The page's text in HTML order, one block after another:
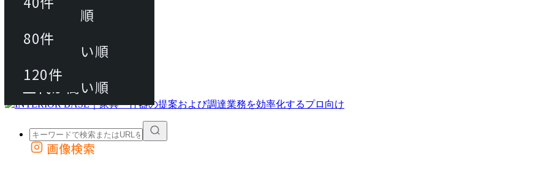
動画マニュアル
FAQ
カート
外部サイトの商品をカートに追加
画像検索
80件
120件
おすすめ順
上代が安い順
上代が高い順
80件
120件